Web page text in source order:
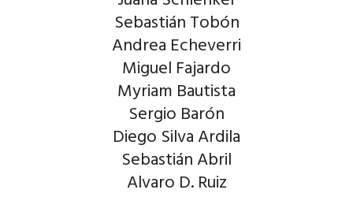
Sebastián Tobón
Andrea Echeverri
Miguel Fajardo
Myriam Bautista
Sergio Barón
Diego Silva Ardila
Sebastián Abril
Alvaro D. Ruiz